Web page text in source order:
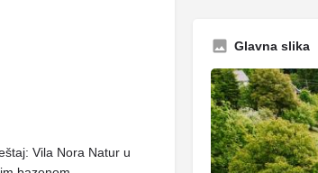
Vila Nora Natur u
Glavna slika